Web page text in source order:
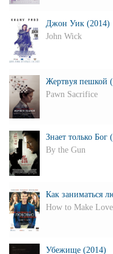
Джон Уик (2014)
John Wick
Жертвуя пешкой
Pawn Sacrifice
Знает только Бог
By the Gun
Как заниматься
How to Make
Убежище (2014)